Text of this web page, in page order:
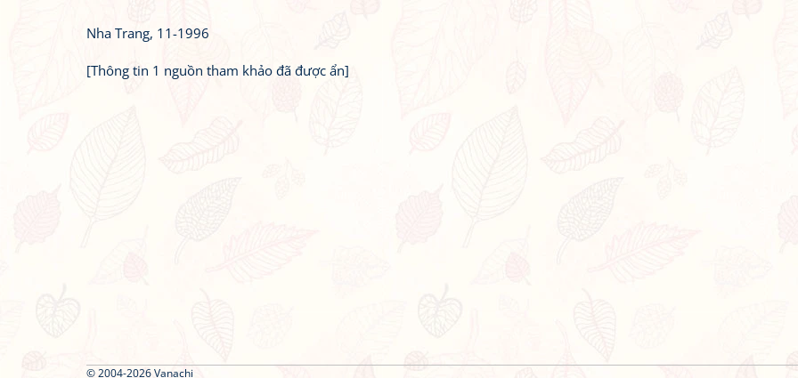
Nha Trang, 11-1996
[Thông tin 1 nguồn tham khảo đã được ẩn]
© 2004-2026 Vanachi